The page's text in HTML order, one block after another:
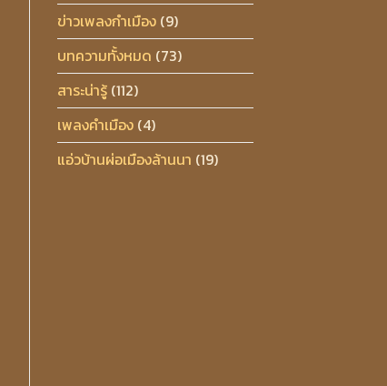
ข่าวเพลงกำเมือง(9)
บทความทั้งหมด (73)
สาระน่ารู้(112)
เพลงคำเมือง(4)
แอ่วบ้านผ่อเมืองล้านนา (19)